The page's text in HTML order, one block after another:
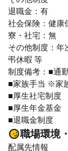
退職金：有
社会保険：健康
寮・社宅：無
その他制度：年
弔休暇 等
制度備考：■通
■家族手当 ※家
■厚生社宅制度
■厚生年金基金
■退職金制度
職場環境
配属先情報